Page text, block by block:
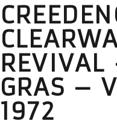
GRAS –
1972